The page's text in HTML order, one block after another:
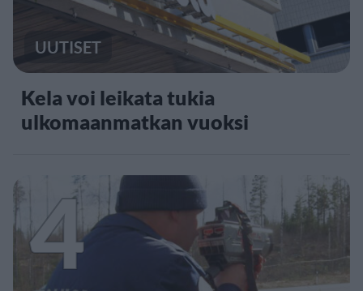
UUTISET
Kela voi leikata tukia
ulkomaanmatkan vuoksi
4